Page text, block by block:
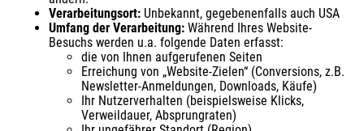
Verarbeitungsort: Unbekannt, gegebenenfalls auch USA
Umfang der Verarbeitung: Während Ihres Website-
Besuchs werden u.a. folgende Daten erfasst:
die von Ihnen aufgerufenen Seiten
Erreichung von „Website-Zielen“ (Conversions, z.B.
Newsletter-Anmeldungen, Downloads, Käufe)
Ihr Nutzerverhalten (beispielsweise Klicks,
Verweildauer, Absprungraten)